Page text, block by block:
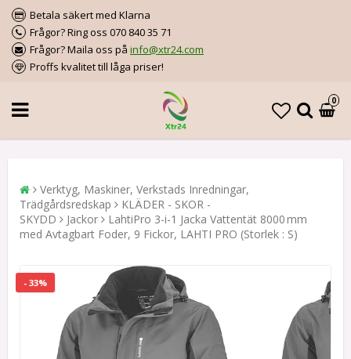
Betala säkert med Klarna
Frågor? Ring oss 070 840 35 71
Frågor? Maila oss på info@xtr24.com
Proffs kvalitet till låga priser!
0
Verktyg, Maskiner, Verkstads Inredningar,
Trädgårdsredskap
KLÄDER - SKOR -
SKYDD
Jackor
LahtiPro 3-i-1 Jacka Vattentät 8000 mm
med Avtagbart Foder, 9 Fickor, LAHTI PRO (Storlek : S)
- 33%